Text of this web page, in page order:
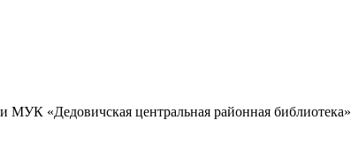
МУК «Дедовичская центральная районная библиотека»